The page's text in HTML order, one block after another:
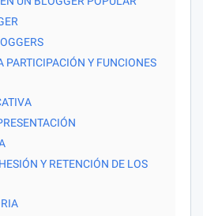
PARTICIPACIÓN Y FUNCIONES
Y RETENCIÓN DE LOS